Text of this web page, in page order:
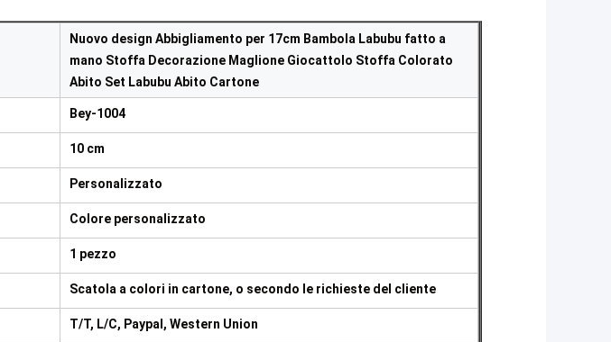
Nuovo design Abbigliamento per 17cm Bambola Labubu fatto a
mano Stoffa Decorazione Maglione Giocattolo Stoffa Colorato
Abito Set Labubu Abito Cartone
Bey-1004
10 cm
Personalizzato
Colore personalizzato
1 pezzo
Scatola a colori in cartone, o secondo le richieste del cliente
T/T, L/C, Paypal, Western Union